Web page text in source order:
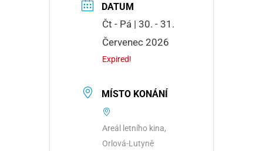
DATUM
Čt - Pá | 30. - 31.
Červenec 2026
Expired!
MÍSTO KONÁNÍ
Areál letního kina,
Orlová-Lutyně